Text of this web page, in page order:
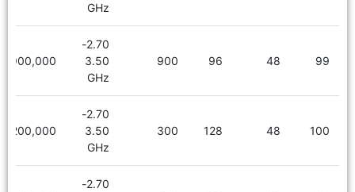
GHz
99
48
96
900
2.70-
3.50
GHz
6,900,000
100
48
128
300
2.70-
3.50
GHz
7,200,000
2.70-